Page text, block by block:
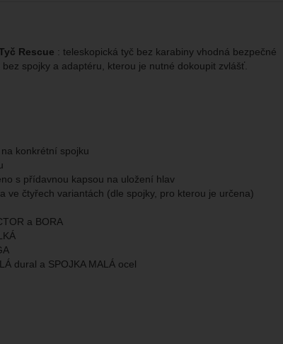
nebo naši partneři, abychom vám mohli zobrazit
našich stránkách, tak na stránkách třetích stran.
Rescue : teleskopická tyč bez karabiny vhodná bezpečné
spojky a adaptéru, kterou je nutné dokoupit zvlášť.
konkrétní spojku
s přídavnou kapsou na uložení hlav
ve čtyřech variantách (dle spojky, pro kterou je určena)
a BORA
dural a SPOJKA MALÁ ocel